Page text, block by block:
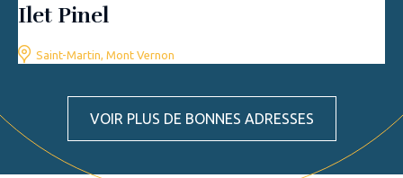
Ilet Pinel
Saint-Martin, Mont Vernon
VOIR PLUS DE BONNES ADRESSES